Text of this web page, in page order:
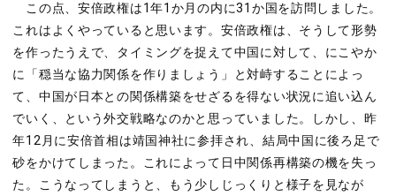
この点、安倍政権は1年1か月の内に31か国を訪問しました。
これはよくやっていると思います。安倍政権は、そうして形勢
を作ったうえで、タイミングを捉えて中国に対して、にこやか
に「穏当な協力関係を作りましょう」と対峙することによっ
て、中国が日本との関係構築をせざるを得ない状況に追い込ん
でいく、という外交戦略なのかと思っていました。しかし、昨
年12月に安倍首相は靖国神社に参拝され、結局中国に後ろ足で
砂をかけてしまった。これによって日中関係再構築の機を失っ
た。こうなってしまうと、もう少しじっくりと様子を見なが